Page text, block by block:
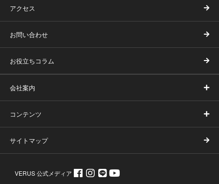
アクセス
お問い合わせ
お役立ちコラム
会社案内
コンテンツ
サイトマップ
VERUS 公式メディア